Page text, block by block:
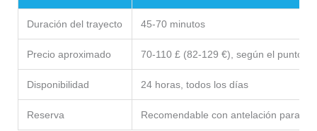
Duración del trayecto 45-70 minutos
Precio aproximado 70-110 £ (82-129 €), según el punto
Disponibilidad 24 horas, todos los días
Reserva Recomendable con antelación para